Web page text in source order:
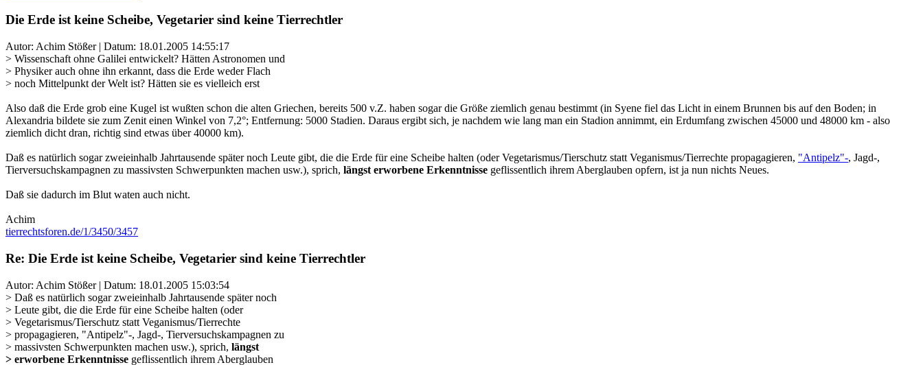
Die Erde ist keine Scheibe, Vegetarier sind keine Tierrechtler
Autor: Achim Stößer | Datum: 18.01.2005 14:55:17
> Wissenschaft ohne Galilei entwickelt? Hätten Astronomen und
> Physiker auch ohne ihn erkannt, dass die Erde weder Flach
> noch Mittelpunkt der Welt ist? Hätten sie es vielleich erst
Also daß die Erde grob eine Kugel ist wußten schon die alten Griechen, bereits 500 v.Z. haben sogar die Größe ziemlich genau bestimmt (in Syene fiel das Licht in einem Brunnen bis auf den Boden; in
Alexandria bildete sie zum Zenit einen Winkel von 7,2°; Entfernung: 5000 Stadien. Daraus ergibt sich, je nachdem wie lang man ein Stadion annimmt, ein Erdumfang zwischen 45000 und 48000 km - also
ziemlich dicht dran, richtig sind etwas über 40000 km).
Daß es natürlich sogar zweieinhalb Jahrtausende später noch Leute gibt, die die Erde für eine Scheibe halten (oder Vegetarismus/Tierschutz statt Veganismus/Tierrechte propagagieren, "Antipelz"-, Jagd-,
Tierversuchskampagnen zu massivsten Schwerpunkten machen usw.), sprich, längst erworbene Erkenntnisse geflissentlich ihrem Aberglauben opfern, ist ja nun nichts Neues.
Daß sie dadurch im Blut waten auch nicht.
Achim
tierrechtsforen.de/1/3450/3457
Re: Die Erde ist keine Scheibe, Vegetarier sind keine Tierrechtler
Autor: Achim Stößer | Datum: 18.01.2005 15:03:54
> Daß es natürlich sogar zweieinhalb Jahrtausende später noch
> Leute gibt, die die Erde für eine Scheibe halten (oder
> Vegetarismus/Tierschutz statt Veganismus/Tierrechte
> propagagieren, "Antipelz"-, Jagd-, Tierversuchskampagnen zu
> massivsten Schwerpunkten machen usw.), sprich, längst
> erworbene Erkenntnisse geflissentlich ihrem Aberglauben